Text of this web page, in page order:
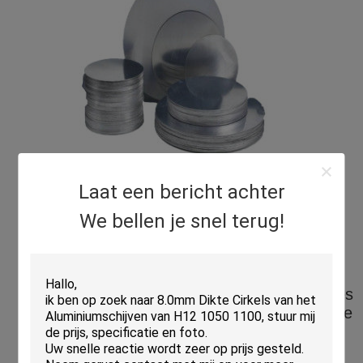
Laat een bericht achter
We bellen je snel terug!
Wij controleren strikt het productproces
van aluminiumplaat (met inbegrip van
rond/cirkel/vierkant/rechthoekig), door de
homogenisatiethermische behandeling en
het rollen procestest. De productprestaties
zijn vergelijkbaar met dat van buitenlandse
materialen, die aan de behoeften van
gebruikers voldoen, vooral